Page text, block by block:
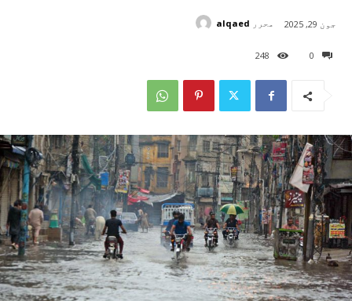
0
248
جون 29, 2025 محرر alqaed